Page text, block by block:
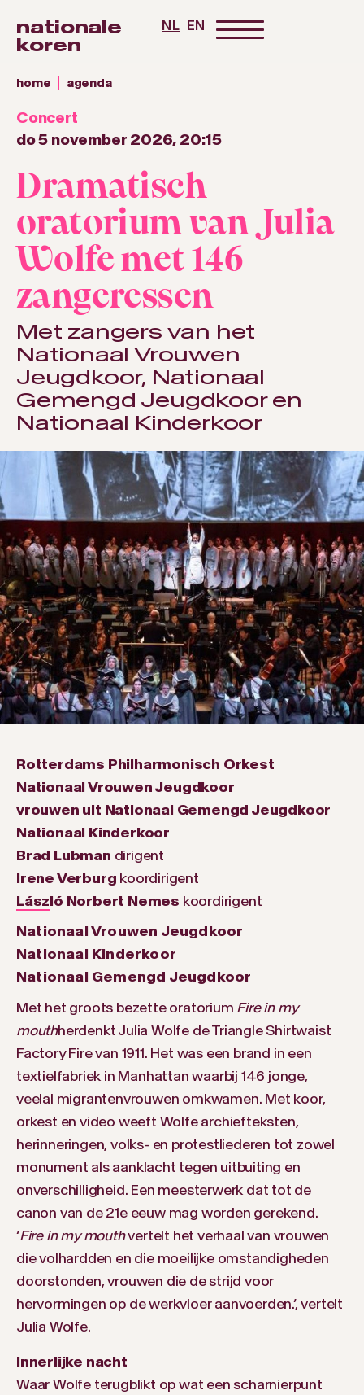
nationale
koren
NL EN
home agenda
Concert
do 5 november 2026, 20:15
Dramatisch
oratorium van Julia
Wolfe met 146
zangeressen
Met zangers van het
Nationaal Vrouwen
Jeugdkoor, Nationaal
Gemengd Jeugdkoor en
Nationaal Kinderkoor
Rotterdams Philharmonisch Orkest
Nationaal Vrouwen Jeugdkoor
vrouwen uit Nationaal Gemengd Jeugdkoor
Nationaal Kinderkoor
Brad Lubman dirigent
Irene Verburg koordirigent
László Norbert Nemes koordirigent
Nationaal Vrouwen Jeugdkoor
Nationaal Kinderkoor
Nationaal Gemengd Jeugdkoor
Met het groots bezette oratorium Fire in my
mouthherdenkt Julia Wolfe de Triangle Shirtwaist
Factory Fire van 1911. Het was een brand in een
textielfabriek in Manhattan waarbij 146 jonge,
veelal migrantenvrouwen omkwamen. Met koor,
orkest en video weeft Wolfe archiefteksten,
herinneringen, volks- en protestliederen tot zowel
monument als aanklacht tegen uitbuiting en
onverschilligheid. Een meesterwerk dat tot de
canon van de 21e eeuw mag worden gerekend.
‘Fire in my mouthvertelt het verhaal van vrouwen
die volhardden en die moeilijke omstandigheden
doorstonden, vrouwen die de strijd voor
hervormingen op de werkvloer aanvoerden.’, vertelt
Julia Wolfe.
Innerlijke nacht
Waar Wolfe terugblikt op wat een scharnierpunt